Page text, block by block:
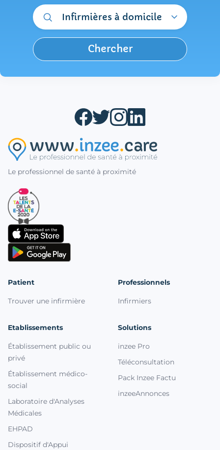
Infirmières à domicile
Chercher
Le professionnel de santé à proximité
Patient
Trouver une infirmière
Professionnels
Infirmiers
Etablissements
Établissement public ou
privé
Établissement médico-
social
Laboratoire d'Analyses
Médicales
EHPAD
Dispositif d'Appui
Solutions
inzee Pro
Téléconsultation
Pack Inzee Factu
inzeeAnnonces